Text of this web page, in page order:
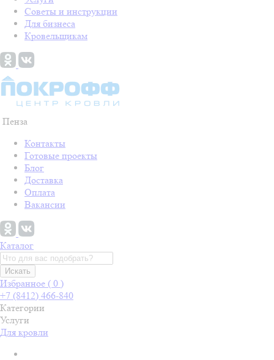
Советы и инструкции
Для бизнеса
Кровельщикам
Пенза
Контакты
Готовые проекты
Блог
Доставка
Оплата
Вакансии
Каталог
Искать
Избранное ( 0 )
+7 (8412) 466-840
Категории
Услуги
Для кровли